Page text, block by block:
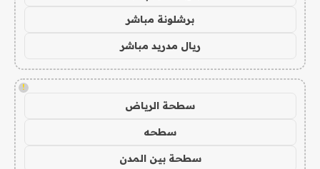
برشلونة مباشر
ريال مدريد مباشر
!
سطحة الرياض
سطحه
سطحة بين المدن